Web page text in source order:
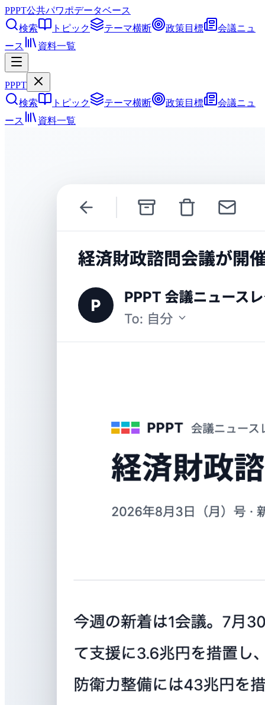
PPPT公共パワポデータベース
検索
トピック テーマ横断 政策目標
会議ニュ
ース
資料一覧
PPPT
検索
トピック テーマ横断 政策目標
会議ニュ
ース
資料一覧